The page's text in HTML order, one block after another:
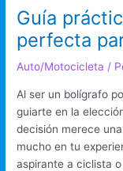
Guía
perfecta
Auto/Motocicleta /
Al ser un bolígrafo
guiarte en la
decisión merece
mucho en tu
aspirante a ciclista